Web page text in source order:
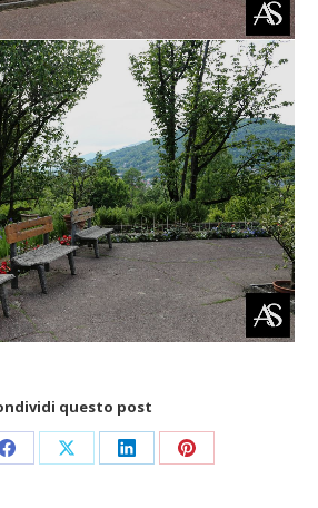
questo post
CondividiCondividiCondividiCondividi